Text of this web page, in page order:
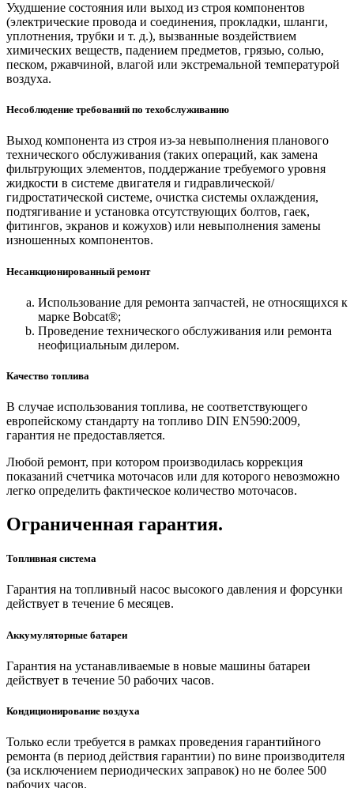
Ухудшение состояния или выход из строя компонентов
(электрические провода и соединения, прокладки, шланги,
уплотнения, трубки и т. д.), вызванные воздействием
химических веществ, падением предметов, грязью, солью,
песком, ржавчиной, влагой или экстремальной температурой
воздуха.
Несоблюдение требований по техобслуживанию
Выход компонента из строя из-за невыполнения планового
технического обслуживания (таких операций, как замена
фильтрующих элементов, поддержание требуемого уровня
жидкости в системе двигателя и гидравлической/
гидростатической системе, очистка системы охлаждения,
подтягивание и установка отсутствующих болтов, гаек,
фитингов, экранов и кожухов) или невыполнения замены
изношенных компонентов.
Несанкционированный ремонт
Использование для ремонта запчастей, не относящихся к
марке Bobcat®;
Проведение технического обслуживания или ремонта
неофициальным дилером.
Качество топлива
В случае использования топлива, не соответствующего
европейскому стандарту на топливо DIN EN590:2009,
гарантия не предоставляется.
Любой ремонт, при котором производилась коррекция
показаний счетчика моточасов или для которого невозможно
легко определить фактическое количество моточасов.
Ограниченная гарантия.
Топливная система
Гарантия на топливный насос высокого давления и форсунки
действует в течение 6 месяцев.
Аккумуляторные батареи
Гарантия на устанавливаемые в новые машины батареи
действует в течение 50 рабочих часов.
Кондиционирование воздуха
Только если требуется в рамках проведения гарантийного
ремонта (в период действия гарантии) по вине производителя
(за исключением периодических заправок) но не более 500
рабочих часов.